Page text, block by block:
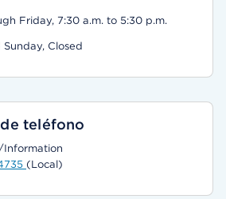
Friday, 7:30 a.m. to 5:30 p.m.
Closed
teléfono
(Local)